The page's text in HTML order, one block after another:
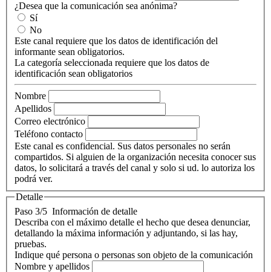
¿Desea que la comunicación sea anónima?
Sí
No
Este canal requiere que los datos de identificación del
informante sean obligatorios.
La categoría seleccionada requiere que los datos de
identificación sean obligatorios
Nombre
Apellidos
Correo electrónico
Teléfono contacto
Este canal es confidencial. Sus datos personales no serán
compartidos. Si alguien de la organización necesita conocer sus
datos, lo solicitará a través del canal y solo si ud. lo autoriza los
podrá ver.
Detalle
Paso 3/5 Información de detalle
Describa con el máximo detalle el hecho que desea denunciar,
detallando la máxima información y adjuntando, si las hay,
pruebas.
Indique qué persona o personas son objeto de la comunicación
Nombre y apellidos